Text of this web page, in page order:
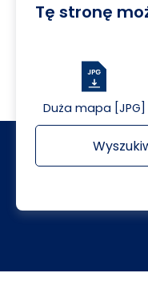
Tę stronę
Duża mapa [JPG]